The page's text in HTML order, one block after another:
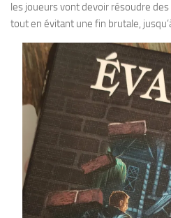
les joueurs vont devoir résoudre
tout en évitant une fin brutale,